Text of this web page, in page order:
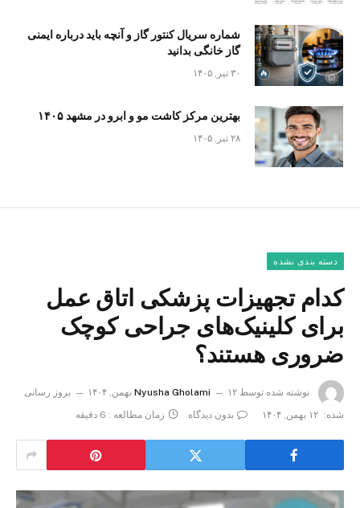
شماره سریال کنتور گاز و آنچه باید درباره ایمنی
گاز خانگی بدانید
۳۰ تیر, ۱۴۰۵
بهترین مرکز کاشت مو و ابرو در مشهد ۱۴۰۵
۲۸ تیر, ۱۴۰۵
دسته بندی نشده
کدام تجهیزات پزشکی اتاق عمل
برای کلینیک‌های جراحی کوچک
ضروری هستند؟
نوشته شده توسط Nyusha Gholami ۱۲ بهمن, ۱۴۰۴
بروز رسانی
شده: ۱۲ بهمن, ۱۴۰۴ بدون دیدگاه زمان مطالعه : 6 دقیقه